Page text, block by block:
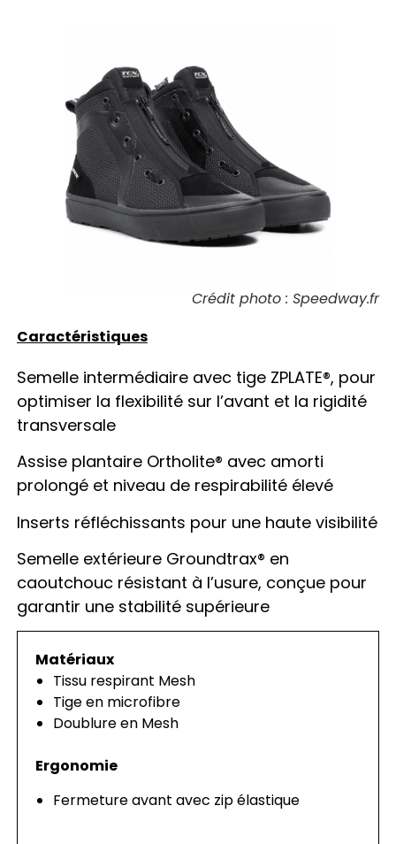
Crédit photo : Speedway.fr
Caractéristiques
Semelle intermédiaire avec tige ZPLATE®, pour
optimiser la flexibilité sur l’avant et la rigidité
transversale
Assise plantaire Ortholite® avec amorti
prolongé et niveau de respirabilité élevé
Inserts réfléchissants pour une haute visibilité
Semelle extérieure Groundtrax® en
caoutchouc résistant à l’usure, conçue pour
garantir une stabilité supérieure
Matériaux
Tissu respirant Mesh
Tige en microfibre
Doublure en Mesh
Ergonomie
Fermeture avant avec zip élastique